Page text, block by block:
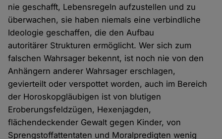
nie geschafft, Lebensregeln aufzustellen und zu
überwachen, sie haben niemals eine verbindliche
Ideologie geschaffen, die den Aufbau
autoritärer Strukturen ermöglicht. Wer sich zum
falschen Wahrsager bekennt, ist noch nie von den
Anhängern anderer Wahrsager erschlagen,
gevierteilt oder verspottet worden, auch im Bereich
der Horoskopgläubigen ist von blutigen
Eroberungsfeldzügen, Hexenjagden,
flächendeckender Gewalt gegen Kinder, von
Sprengstoffattentaten und Moralpredigten wenig